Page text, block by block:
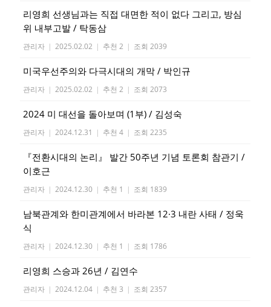
리영희 선생님과는 직접 대면한 적이 없다 그리고, 방심
위 내부고발 / 탁동삼
관리자 | 2025.02.02 | 추천 2 | 조회 2039
미국우선주의와 다극시대의 개막 / 박인규
관리자 | 2025.02.02 | 추천 2 | 조회 2073
2024 미 대선을 돌아보며 (1부) / 김성숙
관리자 | 2024.12.31 | 추천 4 | 조회 2235
『전환시대의 논리』 발간 50주년 기념 토론회 참관기 /
이호근
관리자 | 2024.12.30 | 추천 1 | 조회 1839
남북관계와 한미관계에서 바라본 12·3 내란 사태 / 정욱
식
관리자 | 2024.12.30 | 추천 1 | 조회 1786
리영희 스승과 26년 / 김연수
관리자 | 2024.12.04 | 추천 3 | 조회 2357